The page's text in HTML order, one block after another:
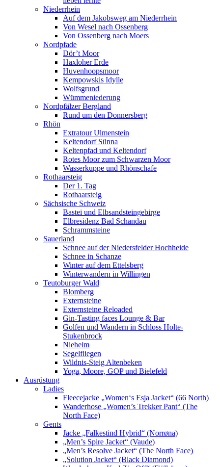
Niederrhein
Auf dem Jakobsweg am Niederrhein
Von Wesel nach Ossenberg
Von Ossenberg nach Moers
Nordpfade
Dör’t Moor
Haxloher Erde
Huvenhoopsmoor
Kempowskis Idylle
Wolfsgrund
Wümmeniederung
Nordpfälzer Bergland
Rund um den Donnersberg
Rhön
Extratour Ulmenstein
Keltendorf Sünna
Keltenpfad und Keltendorf
Rotes Moor zum Schwarzen Moor
Wasserkuppe und Rhönschafe
Rothaarsteig
Der 1. Tag
Rothaarsteig
Sächsische Schweiz
Bastei und Elbsandsteingebirge
Elbresidenz Bad Schandau
Schrammsteine
Sauerland
Schnee auf der Niedersfelder Hochheide
Schnee in Schanze
Winter auf dem Ettelsberg
Winterwandern in Willingen
Teutoburger Wald
Blomberg
Externsteine
Externsteine Reloaded
Gin-Tasting faces Lounge & Bar
Golfen und Wandern in Schloss Holte-
Stukenbrock
Nieheim
Segelfliegen
Wildnis-Steig Altenbeken
Yoga, Moore, GOP und Bielefeld
Ausrüstung
Ladies
Fleecejacke „Women‘s Esja Jacket“ (66 North)
Wanderhose „Women’s Trekker Pant“ (The
North Face)
Gents
Jacke „Falkestind Hybrid“ (Norrøna)
„Men’s Spire Jacket“ (Vaude)
„Men’s Resolve Jacket“ (The North Face)
„Solution Jacket“ (Black Diamond)